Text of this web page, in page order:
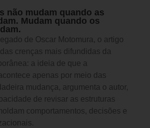
não mudam quando as
Mudam quando os
de Oscar Motomura, o artigo
crenças mais difundidas da
a ideia de que a
apenas por meio das
mudança, argumenta o autor,
de revisar as estruturas
comportamentos, decisões e